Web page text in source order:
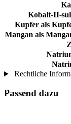
Kobalt-II-
Kupfer als
Mangan als
Rechtliche
Passend dazu